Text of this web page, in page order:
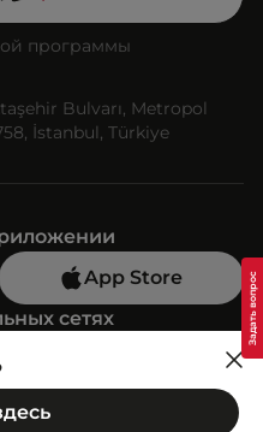
программы
Bulvarı, Metropol
İstanbul, Türkiye
App Store
сетях
нам
55-33